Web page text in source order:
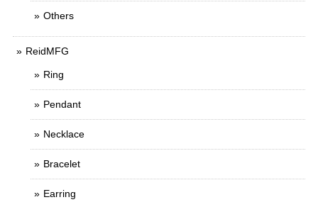
Others
ReidMFG
Ring
Pendant
Necklace
Bracelet
Earring